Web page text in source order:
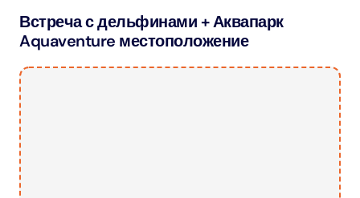
Встреча с дельфинами + Аквапарк
Aquaventure местоположение